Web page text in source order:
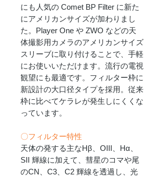
にも人気の Comet BP Filter に新た
にアメリカンサイズが加わりまし
た。Player One や ZWO などの天
体撮影用カメラのアメリカンサイズ
スリーブに取り付けることで、手軽
にお使いいただけます。流行の電視
観望にも最適です。フィルター枠に
新設計の大口径タイプを採用。従来
枠に比べてケラレが発生しにくくな
っています。
〇フィルター特性
天体の発する主なHβ、OIII、Hα、
SII 輝線に加えて、彗星のコマや尾
のCN、C3、C2 輝線を透過し、光